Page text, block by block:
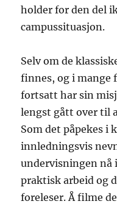
holder for den del
campussituasjon.
Selv om de
finnes, og i mange
fortsatt har sin
lengst gått over til
Som det påpekes i
innledningsvis
undervisningen nå
praktisk arbeid og
foreleser. Å filme